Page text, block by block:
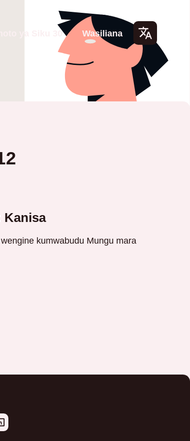
Lang
uage
ya Siku 30 Wasiliana
Kanisa
kumwabudu Mungu mara